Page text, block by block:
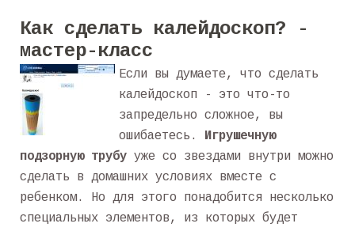
Как сделать калейдоскоп? -
мастер-класс
Если вы думаете, что сделать
калейдоскоп - это что-то
запредельно сложное, вы
ошибаетесь. Игрушечную
подзорную трубу уже со звездами внутри можно
сделать в домашних условиях вместе с
ребенком. Но для этого понадобится несколько
специальных элементов, из которых будет